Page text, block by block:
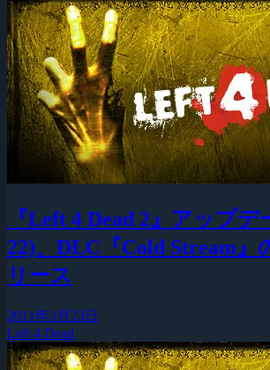
『Left 4 Dead 2』アップデ
22)、DLC『Cold Stream』
リース
2011年3月23日
Left 4 Dead